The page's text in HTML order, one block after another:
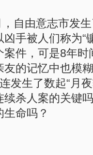
由意志市发生
手被人们称为“
案件，可是8年
友的记忆中也模
生了数起“月夜
续杀人案的关键
命吗？